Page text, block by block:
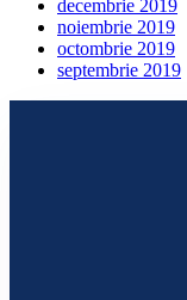
decembrie 2019
noiembrie 2019
octombrie 2019
septembrie 2019